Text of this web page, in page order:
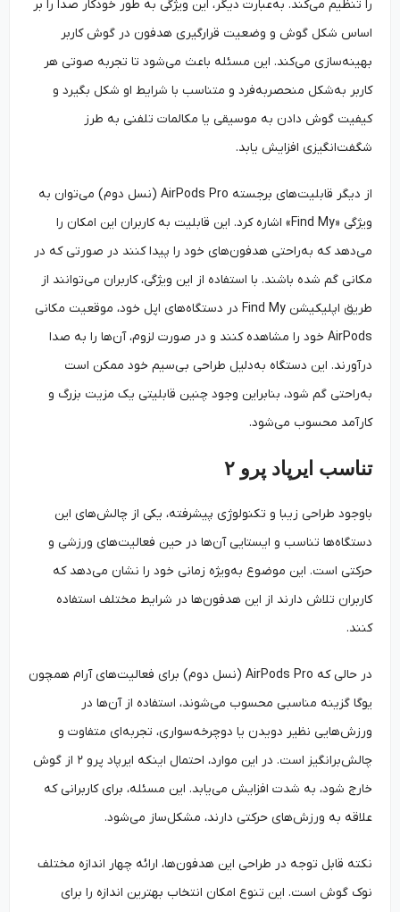
را تنظیم می‌کند. به‌‌عبارت دیگر، این ویژگی به طور خودکار صدا را بر
اساس شکل گوش و وضعیت قرارگیری هدفون در گوش کاربر
بهینه‌سازی می‌کند. این مسئله باعث می‌شود تا تجربه صوتی هر
کاربر به‌‌شکل منحصربه‌‌فرد و متناسب با شرایط او شکل بگیرد و
کیفیت گوش دادن به موسیقی یا مکالمات تلفنی به طرز
شگفت‌انگیزی افزایش یابد.
از دیگر قابلیت‌های برجسته AirPods Pro (نسل دوم) می‌توان به
ویژگی «Find My» اشاره کرد. این قابلیت به کاربران این امکان را
می‌دهد که به‌‌راحتی هدفون‌های خود را پیدا کنند در صورتی که در
مکانی گم شده باشند. با استفاده از این ویژگی، کاربران می‌توانند از
طریق اپلیکیشن Find My در دستگاه‌های اپل خود، موقعیت مکانی
AirPods خود را مشاهده کنند و در صورت لزوم، آن‌ها را به صدا
درآورند. این دستگاه به‌‌دلیل طراحی بی‌سیم خود ممکن است
به‌‌راحتی گم شود، بنابراین وجود چنین قابلیتی یک مزیت بزرگ و
کارآمد محسوب می‌شود.
تناسب ایرپاد پرو ۲
باوجود طراحی زیبا و تکنولوژی پیشرفته، یکی از چالش‌های این
دستگاه‌ها تناسب و ایستایی آن‌ها در حین فعالیت‌های ورزشی و
حرکتی است. این موضوع به‌‌ویژه زمانی خود را نشان می‌دهد که
کاربران تلاش دارند از این هدفون‌ها در شرایط مختلف استفاده
کنند.
در حالی که AirPods Pro (نسل دوم) برای فعالیت‌های آرام همچون
یوگا گزینه مناسبی محسوب می‌شوند، استفاده از آن‌ها در
ورزش‌هایی نظیر دویدن یا دوچرخه‌سواری، تجربه‌ای متفاوت و
چالش‌برانگیز است. در این موارد، احتمال اینکه ایرپاد پرو ۲ از گوش
خارج شود، به شدت افزایش می‌یابد. این مسئله، برای کاربرانی که
علاقه به ورزش‌‌های حرکتی دارند، مشکل‌ساز می‌شود.
نکته قابل توجه در طراحی این هدفون‌ها، ارائه چهار اندازه مختلف
نوک گوش است. این تنوع امکان انتخاب بهترین اندازه را برای